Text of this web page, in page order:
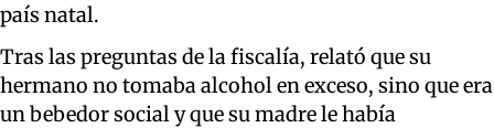
país natal.
Tras las preguntas de la fiscalía, relató que su
hermano no tomaba alcohol en exceso, sino que era
un bebedor social y que su madre le había